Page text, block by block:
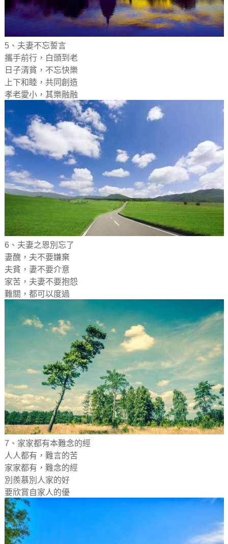
5、夫妻不忘誓言
攜手前行，白頭到老
日子清貧，不忘快樂
上下和睦，共同創造
孝老愛小，其樂融融
6、夫妻之恩別忘了
妻醜，夫不要嫌棄
夫貧，妻不要介意
家苦，夫妻不要抱怨
難關，都可以度過
7、家家都有本難念的經
人人都有，難言的苦
家家都有，難念的經
別羨慕別人家的好
要欣賞自家人的優